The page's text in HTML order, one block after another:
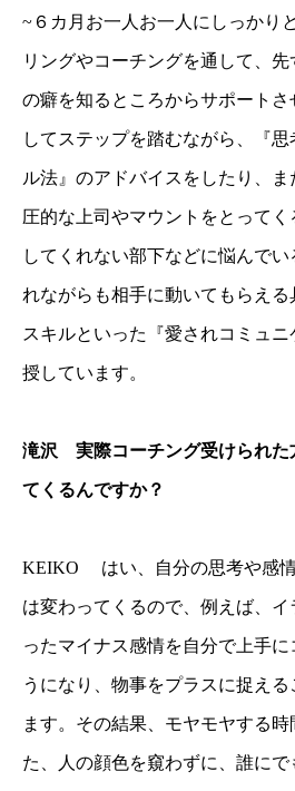
~６カ月お一人お一人にしっかり
リングやコーチングを通して、
の癖を知るところからサポート
してステップを踏むながら、『
ル法』のアドバイスをしたり、
圧的な上司やマウントをとって
してくれない部下などに悩んで
れながらも相手に動いてもらえ
スキルといった『愛されコミュ
授しています。
滝沢 実際コーチング受けられた
てくるんですか？
KEIKO はい、自分の思考や感情
は変わってくるので、例えば、
ったマイナス感情を自分で上手
うになり、物事をプラスに捉え
ます。その結果、モヤモヤする時
た、人の顔色を窺わずに、誰に